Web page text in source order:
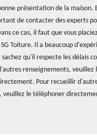
présentation de la maison.
de contacter des experts
ce cas, il faut que vous
Toiture. Il a beaucoup
qu'il respecte les délais
renseignements, veuillez
Pour recueillir
veuillez le téléphoner